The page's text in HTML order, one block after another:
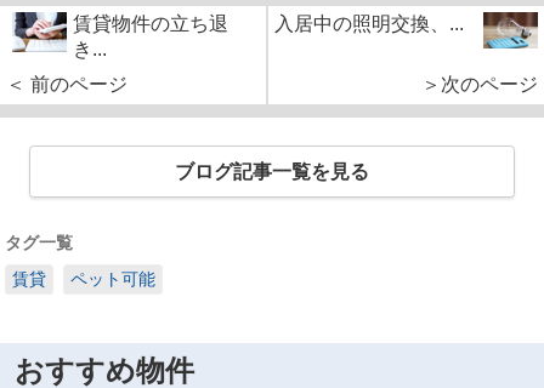
賃貸物件の立ち退
き...
＜ 前のページ
入居中の照明交換、...
＞次のページ
ブログ記事一覧を見る
タグ一覧
賃貸
ペット可能
おすすめ物件